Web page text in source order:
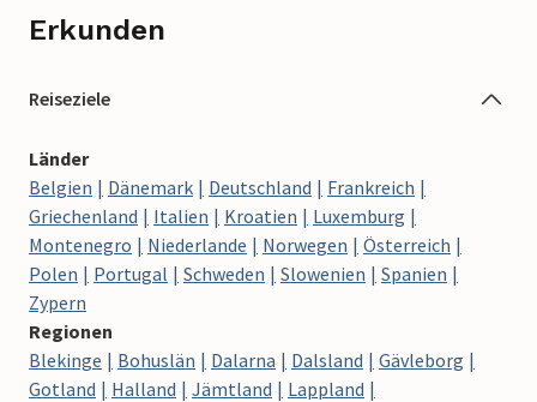
Erkunden
Reiseziele
Länder
Belgien
Dänemark Deutschland
Frankreich
Griechenland
Italien Kroatien
Luxemburg
Montenegro
Niederlande Norwegen
Österreich
Polen
Portugal Schweden Slowenien
Spanien
Zypern
Regionen
Blekinge
Bohuslän Dalarna Dalsland
Gävleborg
Gotland
Halland Jämtland
Lappland